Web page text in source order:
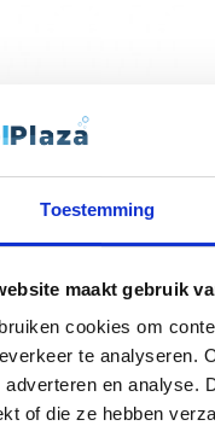
Toestemming
maakt gebruik
cookies om
te analyseren.
adverteren en analyse.
of die ze hebben
aluminium
om het zeil door